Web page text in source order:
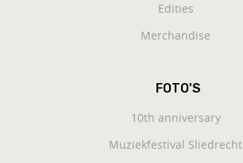
Edities
Merchandise
FOTO'S
10th anniversary
Muziekfestival Sliedrecht